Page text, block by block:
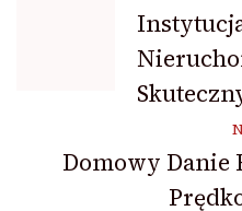
Navigation
Domowy Danie